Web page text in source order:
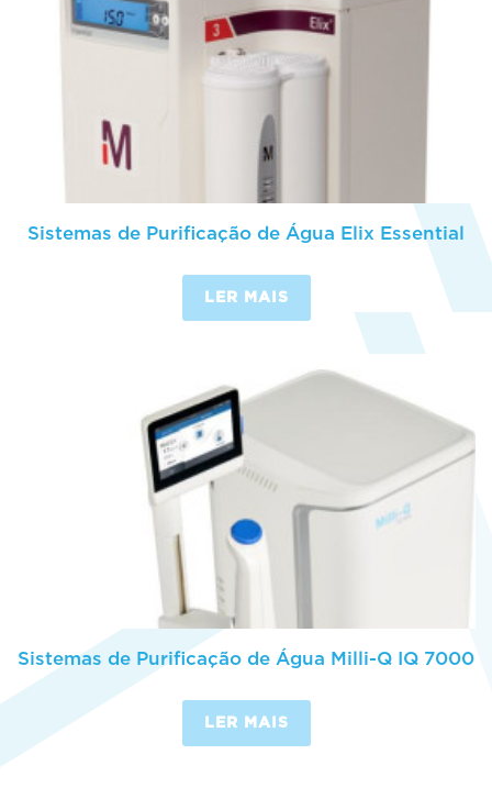
Sistemas de Purificação de Água Elix Essential
LER MAIS
Sistemas de Purificação de Água Milli-Q IQ 7000
LER MAIS